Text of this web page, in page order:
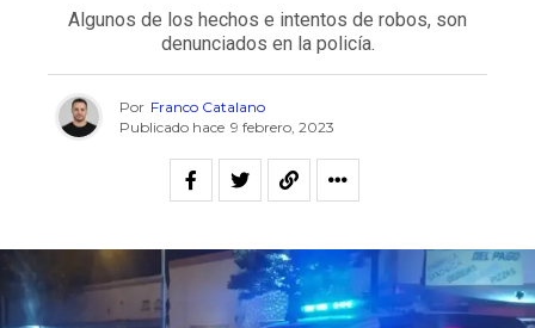
Algunos de los hechos e intentos de robos, son
denunciados en la policía.
Por Franco Catalano
Publicado hace 9 febrero, 2023